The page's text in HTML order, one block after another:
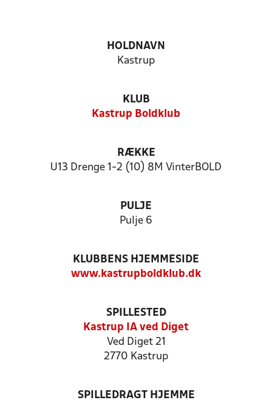
HOLDNAVN
Kastrup
KLUB
Kastrup Boldklub
RÆKKE
U13 Drenge 1-2 (10) 8M VinterBOLD
PULJE
Pulje 6
KLUBBENS HJEMMESIDE
www.kastrupboldklub.dk
SPILLESTED
Kastrup IA ved Diget
Ved Diget 21
2770 Kastrup
SPILLEDRAGT HJEMME